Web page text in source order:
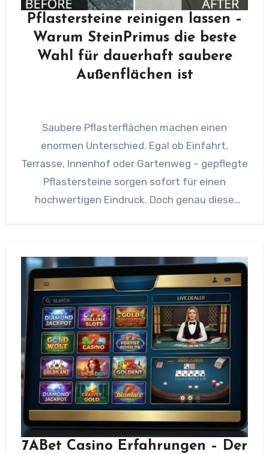
Pflastersteine reinigen lassen –
Warum SteinPrimus die beste
Wahl für dauerhaft saubere
Außenflächen ist
Saubere Pflasterflächen machen einen
enormen Unterschied. Egal ob Einfahrt,
Terrasse, Innenhof oder Gartenweg – gepflegte
Pflastersteine sorgen sofort für einen
hochwertigen Eindruck. Doch genau diese
7ABet Casino Erfahrungen – Der